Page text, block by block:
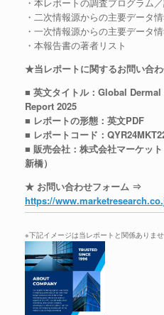
・二次情報源からの主要データ
・一次情報源からの主要データ
・本報告書の著者リスト
★当レポートに関するお問い合
■ 英文タイトル：Global
Report 2025
■ レポートの形態：英文PDF
■ レポートコード：
■ 販売会社：株式会社マーケッ
新橋）
★ お問い合わせフォーム ⇒
https://
※下記イメージは当レポートと関係ありませ